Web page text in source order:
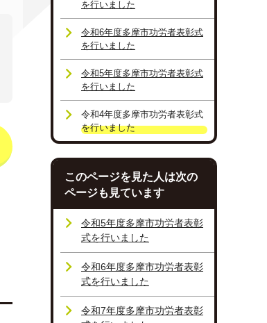
を行いました
令和6年度多摩市功労者表彰式
を行いました
令和5年度多摩市功労者表彰式
を行いました
令和4年度多摩市功労者表彰式
を行いました
このページを見た人は次の
ページも見ています
令和5年度多摩市功労者表彰
式を行いました
令和6年度多摩市功労者表彰
式を行いました
令和7年度多摩市功労者表彰